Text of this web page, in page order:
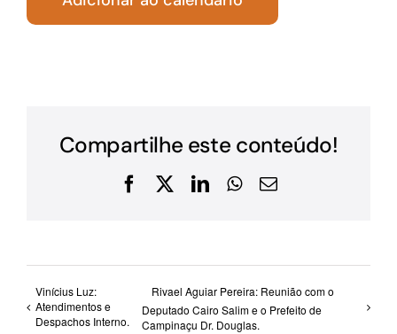
Compartilhe este conteúdo!
Facebook
X LinkedInWhatsApp
E-
Vinícius Luz:
Atendimentos e
Despachos Interno.
Rivael Aguiar Pereira: Reunião com o
Deputado Cairo Salim e o Prefeito de
Campinaçu Dr. Douglas.